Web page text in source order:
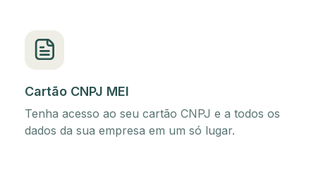
Cartão CNPJ MEI
Tenha acesso ao seu cartão CNPJ e a todos os
dados da sua empresa em um só lugar.